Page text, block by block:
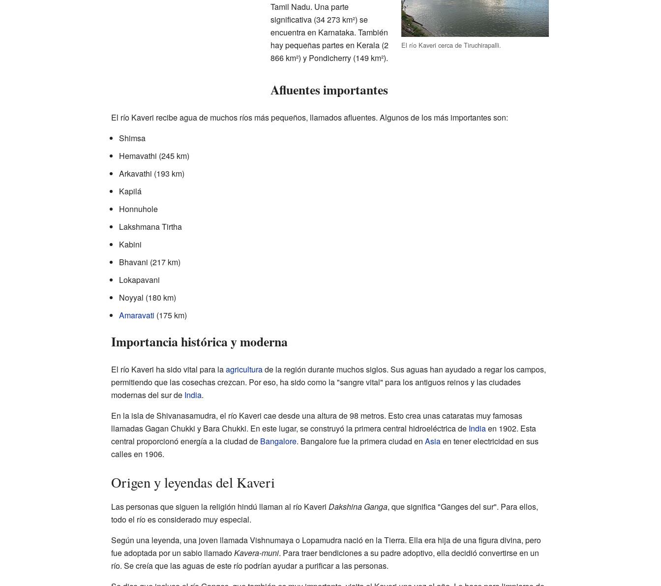
El río Kaveri cerca de Tiruchirapalli.
Tamil Nadu. Una parte
significativa (34 273 km²) se
encuentra en Karnataka. También
hay pequeñas partes en Kerala (2
866 km²) y Pondicherry (149 km²).
Afluentes importantes
El río Kaveri recibe agua de muchos ríos más pequeños, llamados afluentes. Algunos de los más importantes son:
Shimsa
Hemavathi (245 km)
Arkavathi (193 km)
Kapilá
Honnuhole
Lakshmana Tirtha
Kabini
Bhavani (217 km)
Lokapavani
Noyyal (180 km)
Amaravati (175 km)
Importancia histórica y moderna
El río Kaveri ha sido vital para laagriculturade la región durante muchos siglos. Sus aguas han ayudado a regar los campos,
permitiendo que las cosechas crezcan. Por eso, ha sido como la "sangre vital" para los antiguos reinos y las ciudades
modernas del sur de India.
En la isla de Shivanasamudra, el río Kaveri cae desde una altura de 98 metros. Esto crea unas cataratas muy famosas
llamadas Gagan Chukki y Bara Chukki. En este lugar, se construyó la primera central hidroeléctrica de Indiaen 1902. Esta
central proporcionó energía a la ciudad de Bangalore. Bangalore fue la primera ciudad en Asiaen tener electricidad en sus
calles en 1906.
Origen y leyendas del Kaveri
Las personas que siguen la religión hindú llaman al río Kaveri Dakshina Ganga, que significa "Ganges del sur". Para ellos,
todo el río es considerado muy especial.
Según una leyenda, una joven llamada Vishnumaya o Lopamudra nació en la Tierra. Ella era hija de una figura divina, pero
fue adoptada por un sabio llamadoKavera-muni. Para traer bendiciones a su padre adoptivo, ella decidió convertirse en un
río. Se creía que las aguas de este río podrían ayudar a purificar a las personas.